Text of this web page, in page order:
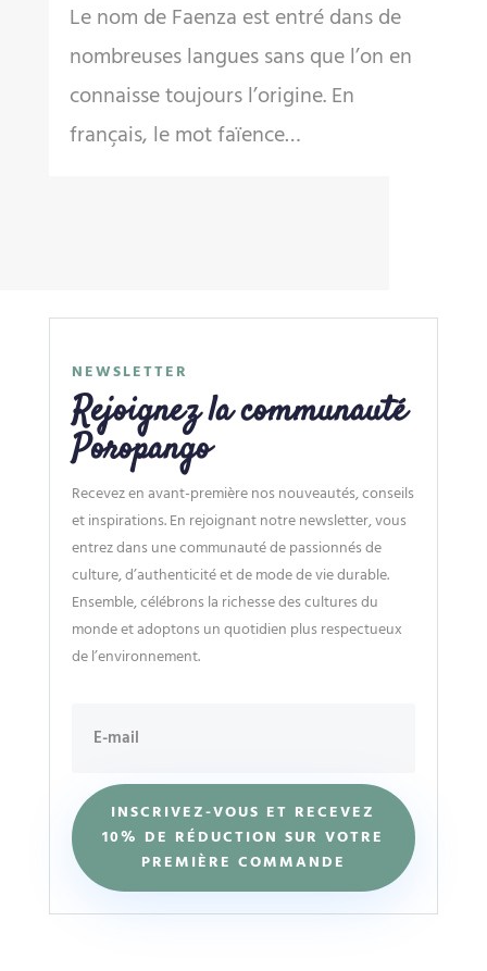
Le nom de Faenza est entré dans de
nombreuses langues sans que l’on en
connaisse toujours l’origine. En
français, le mot faïence…
NEWSLETTER
Rejoignez la communauté
Poropango
Recevez en avant-première nos nouveautés, conseils
et inspirations. En rejoignant notre newsletter, vous
entrez dans une communauté de passionnés de
culture, d’authenticité et de mode de vie durable.
Ensemble, célébrons la richesse des cultures du
monde et adoptons un quotidien plus respectueux
de l’environnement.
INSCRIVEZ-VOUS ET RECEVEZ
10% DE RÉDUCTION SUR VOTRE
PREMIÈRE COMMANDE